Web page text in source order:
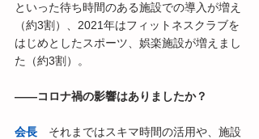
といった待ち時間のある施設での導入が増え
（約3割）、2021年はフィットネスクラブを
はじめとしたスポーツ、娯楽施設が増えまし
た（約3割）。
――コロナ禍の影響はありましたか？
会長 それまではスキマ時間の活用や、施設